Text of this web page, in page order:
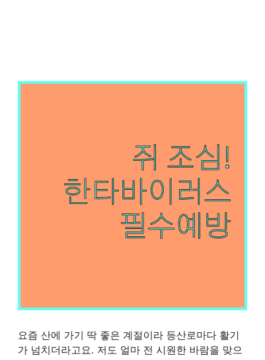
요즘 산에 가기 딱 좋은 계절이라 등산로마다 활기
가 넘치더라고요. 저도 얼마 전 시원한 바람을 맞으